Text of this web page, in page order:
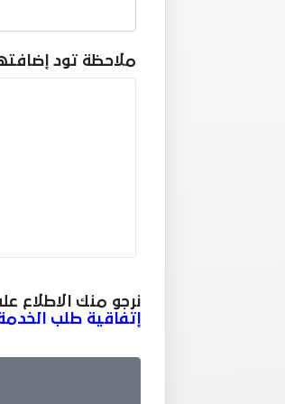
ملاحظة تود
نرجو منك الاطلاع
إتفاقية طلب